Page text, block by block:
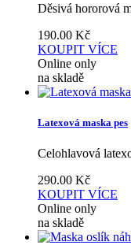
Děsivá hororová
190.00 Kč
KOUPIT VÍCE
Online only
na skladě
Latexová maska pes
Celohlavová
290.00 Kč
KOUPIT VÍCE
Online only
na skladě